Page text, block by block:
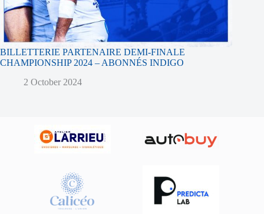
BILLETTERIE PARTENAIRE DEMI-FINALE
CHAMPIONSHIP 2024 – ABONNÉS INDIGO
2 October 2024